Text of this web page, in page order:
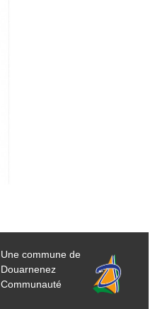
Une commune de
Douarnenez
Communauté